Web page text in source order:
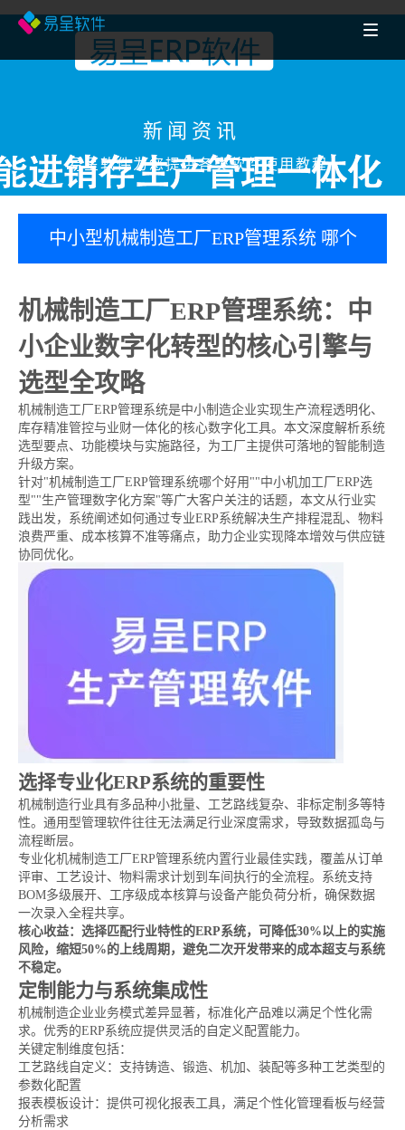
新闻资讯
易呈软件为您提供各类软件使用教程
中小型机械制造工厂ERP管理系统 哪个
例
机械制造工厂ERP管理系统：中
小企业数字化转型的核心引擎与
选型全攻略
机械制造工厂ERP管理系统是中小制造企业实现生产流程透明化、
库存精准管控与业财一体化的核心数字化工具。本文深度解析系统
选型要点、功能模块与实施路径，为工厂主提供可落地的智能制造
升级方案。
针对"机械制造工厂ERP管理系统哪个好用""中小机加工厂ERP选
型""生产管理数字化方案"等广大客户关注的话题，本文从行业实
践出发，系统阐述如何通过专业ERP系统解决生产排程混乱、物料
浪费严重、成本核算不准等痛点，助力企业实现降本增效与供应链
协同优化。
选择专业化ERP系统的重要性
机械制造行业具有多品种小批量、工艺路线复杂、非标定制多等特
性。通用型管理软件往往无法满足行业深度需求，导致数据孤岛与
流程断层。
专业化机械制造工厂ERP管理系统内置行业最佳实践，覆盖从订单
评审、工艺设计、物料需求计划到车间执行的全流程。系统支持
BOM多级展开、工序级成本核算与设备产能负荷分析，确保数据
一次录入全程共享。
核心收益：选择匹配行业特性的ERP系统，可降低30%以上的实施
风险，缩短50%的上线周期，避免二次开发带来的成本超支与系统
不稳定。
定制能力与系统集成性
机械制造企业业务模式差异显著，标准化产品难以满足个性化需
求。优秀的ERP系统应提供灵活的自定义配置能力。
关键定制维度包括：
工艺路线自定义：支持铸造、锻造、机加、装配等多种工艺类型的
参数化配置
报表模板设计：提供可视化报表工具，满足个性化管理看板与经营
分析需求